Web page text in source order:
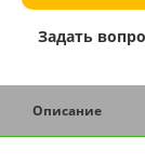
Задать
Описание